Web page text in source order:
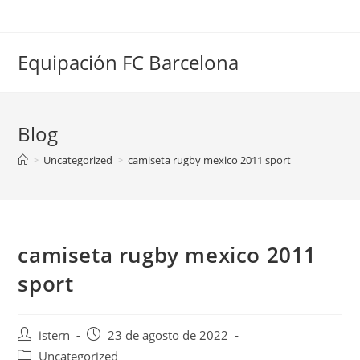
Equipación FC Barcelona
Blog
> Uncategorized > camiseta rugby mexico 2011 sport
camiseta rugby mexico 2011
sport
Autor
de
istern
Publicación
de
23 de agosto de 2022
Categoría
Uncategorized